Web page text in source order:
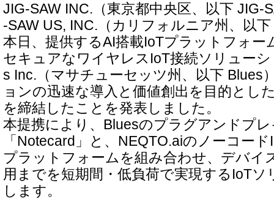
JIG-SAW INC.（東京都中央区、以下 JIG-
-SAW US, INC.（カリフォルニア州、以
本日、提供するAI搭載IoTプラットフォー
セキュアなワイヤレスIoT接続ソリュー
s Inc.（マサチューセッツ州、以下 Blues
ョンの迅速な導入と価値創出を目的とし
を締結したことを発表しました。
本提携により、Bluesのプラグアンドプ
「Notecard」と、NEQTO.aiのノーコー
プラットフォームを組み合わせ、デバイ
用までを短期間・低負荷で実現するIoTソ
します。